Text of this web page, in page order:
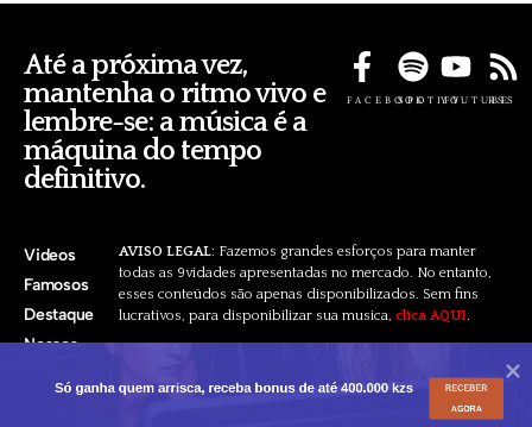
Até a próxima vez,
mantenha o ritmo vivo e
lembre-se: a música é a
máquina do tempo
definitivo.
FACEBOOKSPOTIFYYOUTUBE
RSS
Videos
Famosos
Destaque
Nossos
AVISO LEGAL: Fazemos grandes esforços para manter
todas as 9vidades apresentadas no mercado. No entanto,
esses conteúdos são apenas disponibilizados. Sem fins
lucrativos, para disponibilizar sua musica, clica AQUI.
Só ganha quem arrisca, receba bonus de até 400.000 kzs RECEBER
AGORA